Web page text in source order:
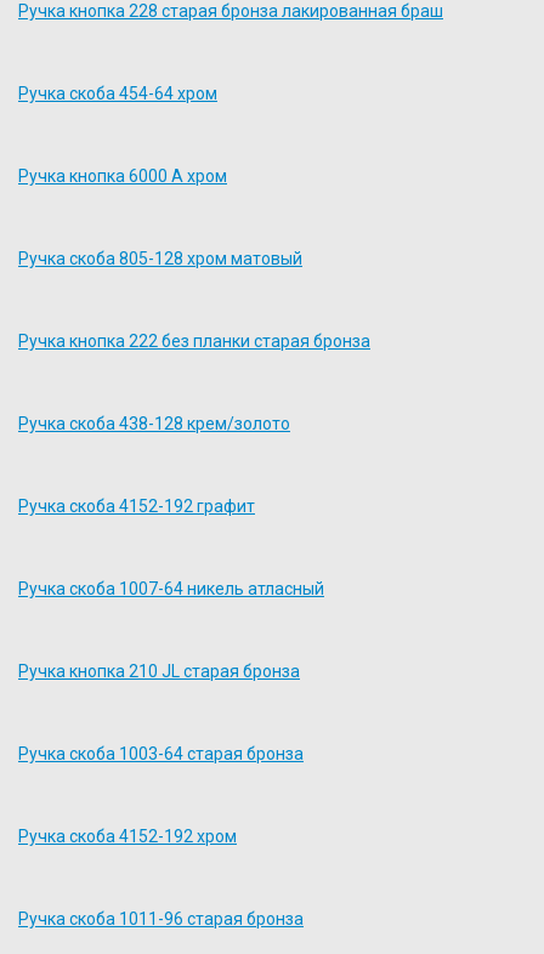
Ручка кнопка 228 старая бронза лакированная браш
Ручка скоба 454-64 хром
Ручка кнопка 6000 А хром
Ручка скоба 805-128 хром матовый
Ручка кнопка 222 без планки старая бронза
Ручка скоба 438-128 крем/золото
Ручка скоба 4152-192 графит
Ручка скоба 1007-64 никель атласный
Ручка кнопка 210 JL старая бронза
Ручка скоба 1003-64 старая бронза
Ручка скоба 4152-192 хром
Ручка скоба 1011-96 старая бронза